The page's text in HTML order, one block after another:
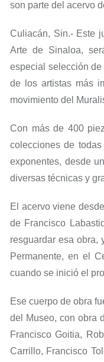
son parte del acervo
Culiacán, Sin.- Este
Arte de Sinaloa,
especial selección
de los artistas más
movimiento del M
Con más de 400
colecciones de
exponentes, desde
diversas técnicas y
El acervo viene
de Francisco
resguardar esa
Permanente, en el
cuando se inició el
Ese cuerpo de obra
del Museo, con obra
Francisco Goitia,
Carrillo, Francisco